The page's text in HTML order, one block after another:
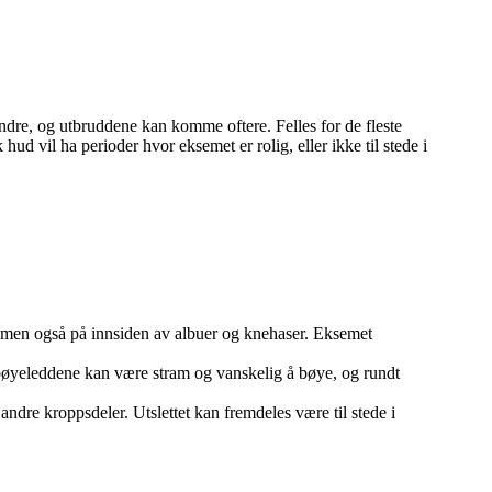
og utbruddene kan komme oftere. Felles for de fleste
vil ha perioder hvor eksemet er rolig, eller ikke til stede i
også på innsiden av albuer og knehaser. Eksemet
kan være stram og vanskelig å bøye, og rundt
kroppsdeler. Utslettet kan fremdeles være til stede i